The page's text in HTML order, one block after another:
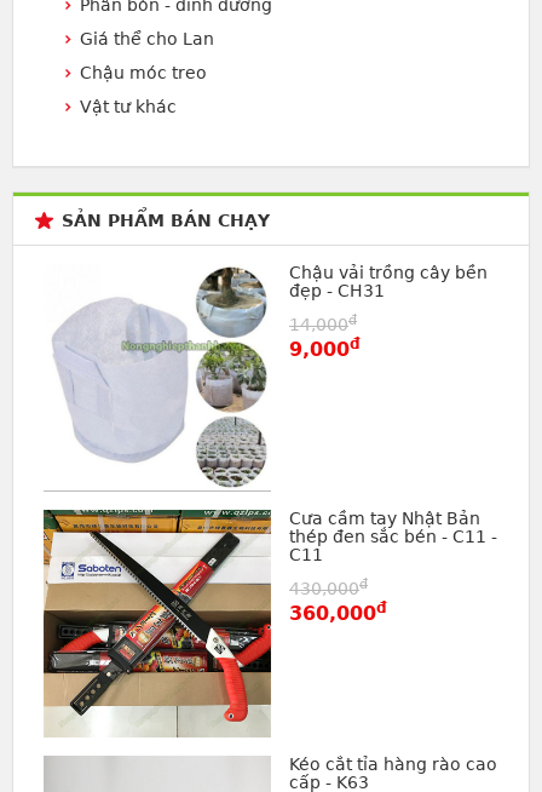
Phân bón - dinh dưỡng
Giá thể cho Lan
Chậu móc treo
Vật tư khác
SẢN PHẨM BÁN CHẠY
Chậu vải trồng cây bền
đẹp - CH31
14,000đ
9,000đ
Cưa cầm tay Nhật Bản
thép đen sắc bén - C11 -
C11
430,000đ
360,000đ
Kéo cắt tỉa hàng rào cao
cấp - K63